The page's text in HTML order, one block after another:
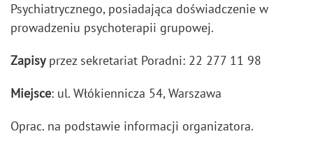
Psychiatrycznego, posiadająca doświadczenie w
prowadzeniu psychoterapii grupowej.
Zapisyprzez sekretariat Poradni: 22 277 11 98
Miejsce: ul. Włókiennicza 54, Warszawa
Oprac. na podstawie informacji organizatora.